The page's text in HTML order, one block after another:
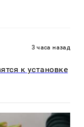
3 часа назад
к установке